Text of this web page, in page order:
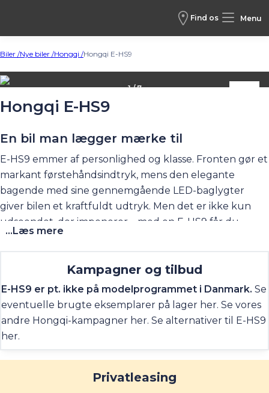
Find os Menu
Biler /Nye biler /Hongqi /Hongqi E-HS9
1 / 7
Hongqi E-HS9
En bil man lægger mærke til
E-HS9 emmer af personlighed og klasse. Fronten gør et
markant førstehåndsindtryk, mens den elegante
bagende med sine gennemgående LED-baglygter
giver bilen et kraftfuldt udtryk. Men det er ikke kun
udseendet, der imponerer – med en E-HS9 får du
luksus og komfort i topklasse. Du får også alt, hvad du
størrelse taler for sig selv og signalerer kompromisløs
køreoplevelse. Med en WLTP- rækkeviddepå op til 465
km kan du køre langt på en enkelt opladning.
Lynopladning fra 10 til 80% sker på ca. 30 minutter, så
du er hurtigt videre. Du kan vælge mellem seks eller
...Læs mere
Kampagner og tilbud
E-HS9 er pt. ikke på modelprogrammet i Danmark. Se
eventuelle brugte eksemplarer på lager her. Se vores
andre Hongqi-kampagner her. Se alternativer til E-HS9
her.
Privatleasing